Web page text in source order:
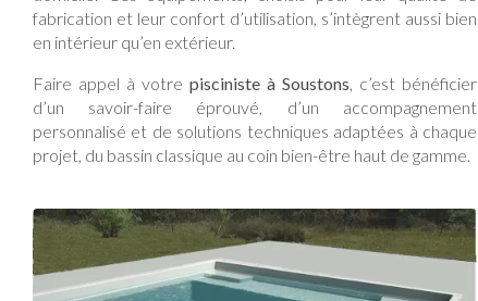
fabrication et leur confort d’utilisation, s’intègrent aussi bien
en intérieur qu’en extérieur.
Faire appel à votre pisciniste à Soustons, c’est bénéficier
d’un savoir-faire éprouvé, d’un accompagnement
personnalisé et de solutions techniques adaptées à chaque
projet, du bassin classique au coin bien-être haut de gamme.